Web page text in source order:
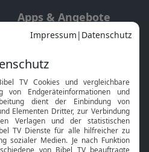
Apps & Angebote
Mobile App
Smart TV
HbbTV
Bibelthek Online-Bibel
Nächster Gottesdienst